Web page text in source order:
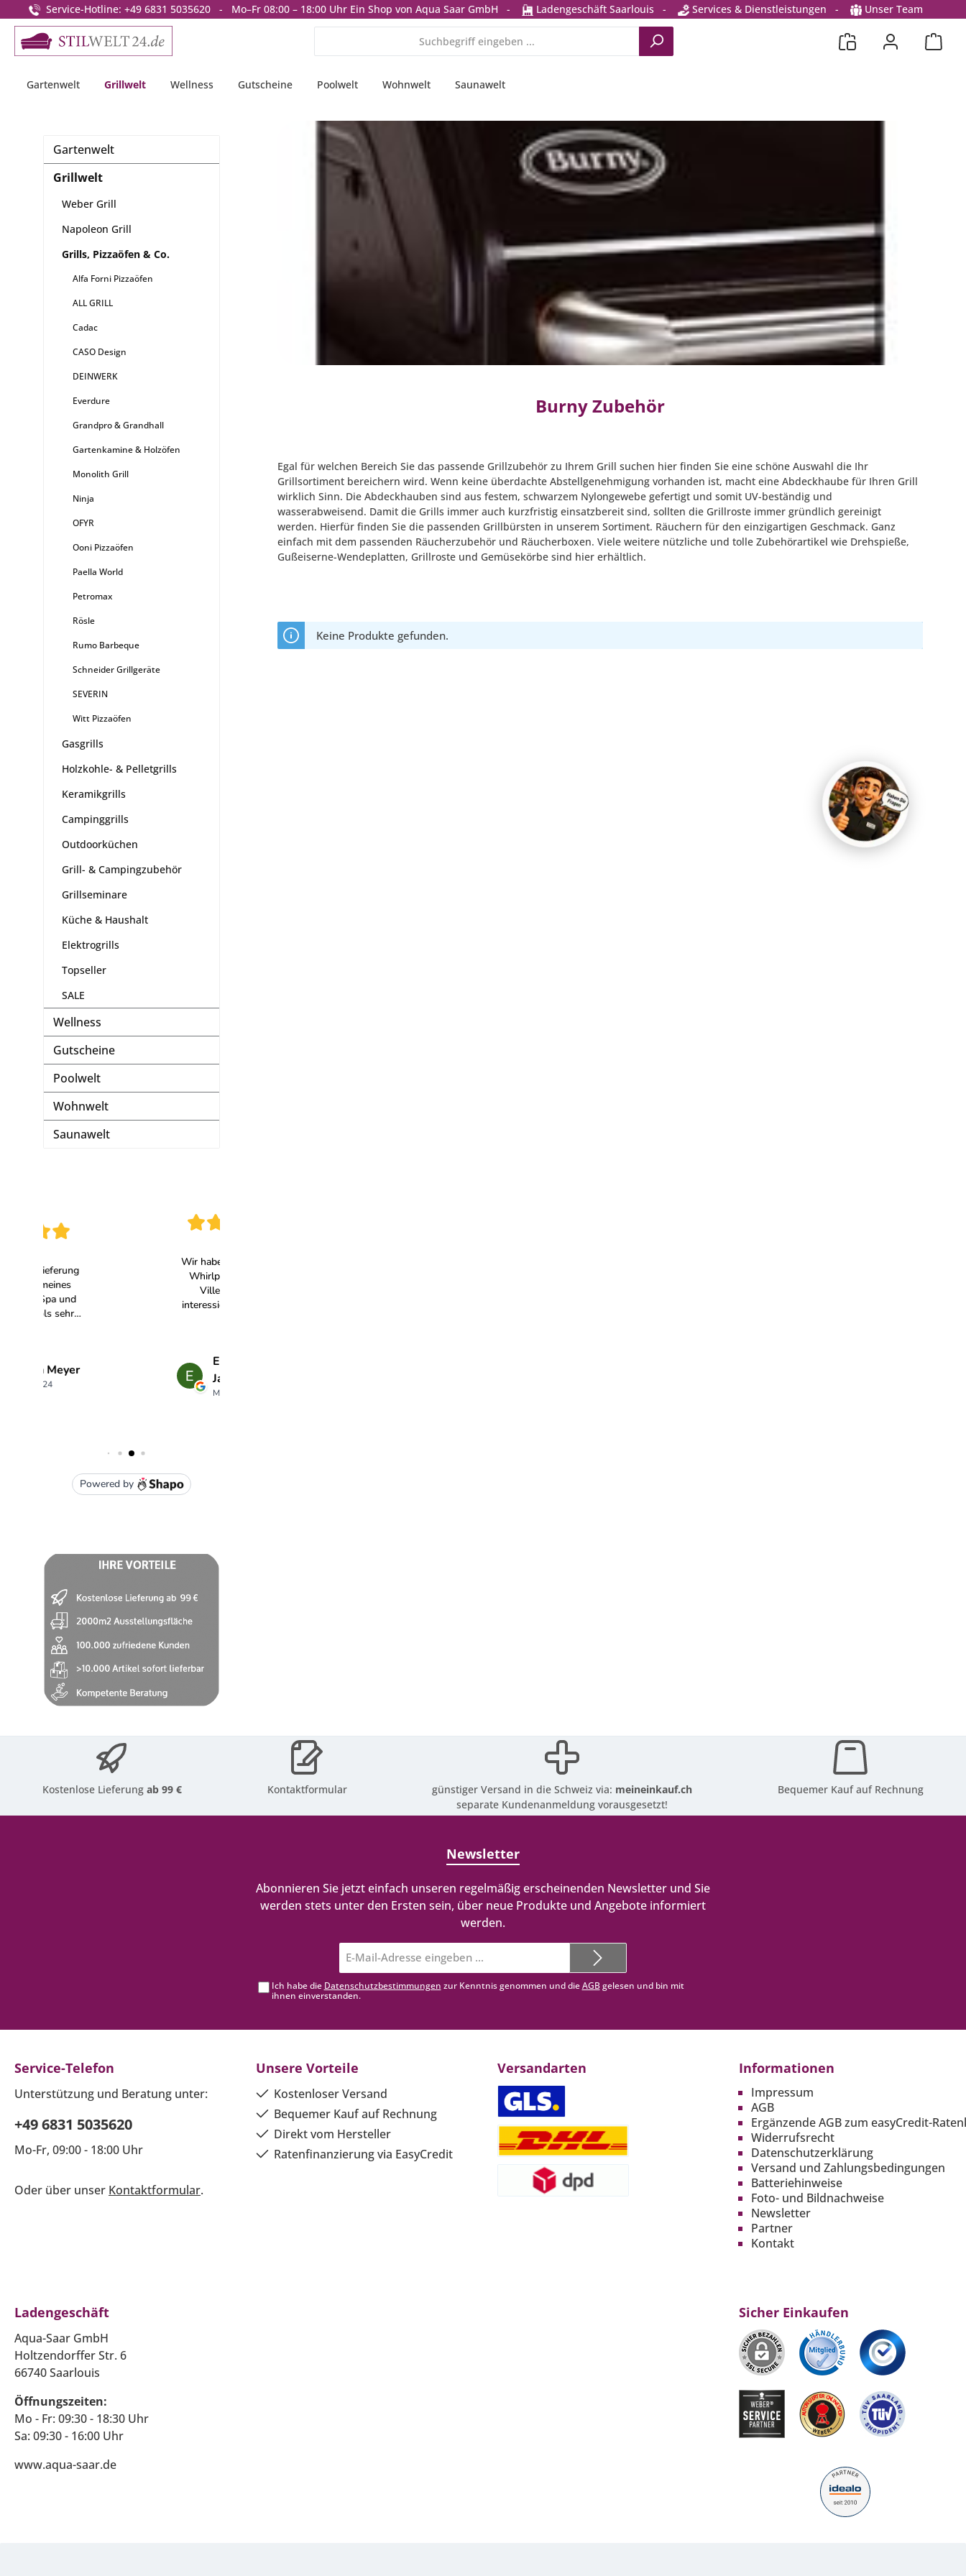
Zur Hauptnavigation springen
Service-Hotline: +49 6831 5035620 - Mo–Fr 08:00 – 18:00 Uhr Ein Shop von Aqua Saar GmbH - Ladengeschäft Saarlouis - Services & Dienstleistungen - Unser Team
Gartenwelt Grillwelt Wellness Gutscheine Poolwelt Wohnwelt Saunawelt
Gartenwelt
Grillwelt
Weber Grill
Napoleon Grill
Grills, Pizzaöfen & Co.
Alfa Forni Pizzaöfen
ALL GRILL
Cadac
CASO Design
DEINWERK
Everdure
Grandpro & Grandhall
Gartenkamine & Holzöfen
Monolith Grill
Ninja
OFYR
Ooni Pizzaöfen
Paella World
Petromax
Rösle
Rumo Barbeque
Schneider Grillgeräte
SEVERIN
Witt Pizzaöfen
Gasgrills
Holzkohle- & Pelletgrills
Keramikgrills
Campinggrills
Outdoorküchen
Grill- & Campingzubehör
Grillseminare
Küche & Haushalt
Elektrogrills
Topseller
SALE
Wellness
Gutscheine
Poolwelt
Wohnwelt
Saunawelt
Burny Zubehör
Egal für welchen Bereich Sie das passende Grillzubehör zu Ihrem Grill suchen hier finden Sie eine schöne Auswahl die Ihr
Grillsortiment bereichern wird. Wenn keine überdachte Abstellgenehmigung vorhanden ist, macht eine Abdeckhaube für Ihren Grill
wirklich Sinn. Die Abdeckhauben sind aus festem, schwarzem Nylongewebe gefertigt und somit UV-beständig und
wasserabweisend. Damit die Grills immer auch kurzfristig einsatzbereit sind, sollten die Grillroste immer gründlich gereinigt
werden. Hierfür finden Sie die passenden Grillbürsten in unserem Sortiment. Räuchern für den einzigartigen Geschmack. Ganz
einfach mit dem passenden Räucherzubehör und Räucherboxen. Viele weitere nützliche und tolle Zubehörartikel wie Drehspieße,
Gußeiserne-Wendeplatten, Grillroste und Gemüsekörbe sind hier erhältlich.
Keine Produkte gefunden.
Kostenlose Lieferungab 99 € Kontaktformular günstiger Versand in die Schweiz via: meineinkauf.ch
separate Kundenanmeldung vorausgesetzt!
Bequemer Kauf auf Rechnung
Newsletter
Abonnieren Sie jetzt einfach unseren regelmäßig erscheinenden Newsletter und Sie
werden stets unter den Ersten sein, über neue Produkte und Angebote informiert
werden.
Mail-
Adresse*
Ich habe die Datenschutzbestimmungen zur Kenntnis genommen und dieAGBgelesen und bin mit
ihnen einverstanden.
Service-Telefon
Unterstützung und Beratung unter:
+49 6831 5035620
Mo-Fr, 09:00 - 18:00 Uhr
Oder über unser Kontaktformular.
Unsere Vorteile
Kostenloser Versand
Bequemer Kauf auf Rechnung
Direkt vom Hersteller
Ratenfinanzierung via EasyCredit
Versandarten Informationen
Impressum
AGB
Ergänzende AGB zum easyCredit-
Widerrufsrecht
Datenschutzerklärung
Versand und Zahlungsbedingungen
Batteriehinweise
Foto- und Bildnachweise
Newsletter
Partner
Kontakt
Ladengeschäft
Aqua-Saar GmbH
Holtzendorffer Str. 6
66740 Saarlouis
Öffnungszeiten:
Mo - Fr: 09:30 - 18:30 Uhr
Sa: 09:30 - 16:00 Uhr
www.aqua-saar.de
Sicher Einkaufen